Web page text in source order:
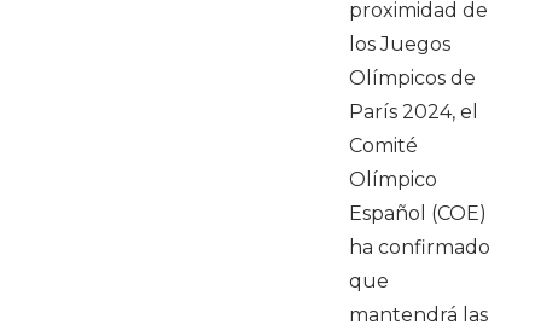
proximidad de
los Juegos
Olímpicos de
París 2024, el
Comité
Olímpico
Español (COE)
ha confirmado
que
mantendrá las